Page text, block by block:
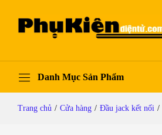
Danh Mục Sản Phẩm
Trang chủ / Cửa hàng / Đầu jack kết nối /
Mô tả chi tiết